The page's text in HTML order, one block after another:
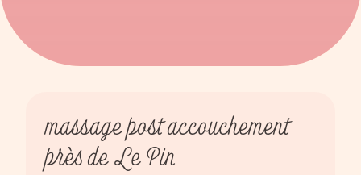
massage post accouchement
près de Le Pin